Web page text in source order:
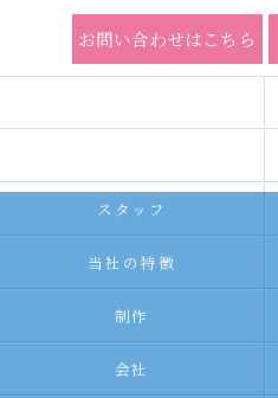
お問い合わせはこちら
スタッフ
当社の特徴
制作
会社